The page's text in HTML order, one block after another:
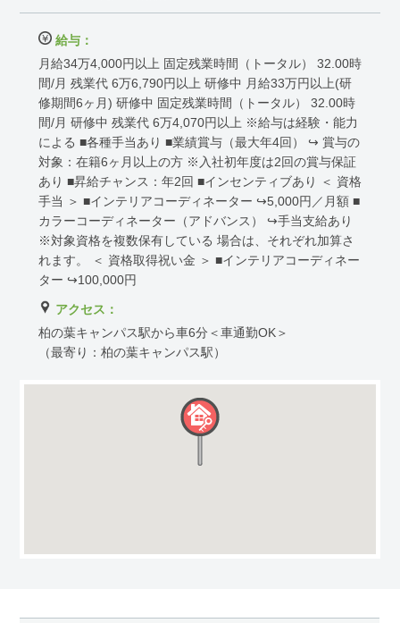
給与：
月給34万4,000円以上 固定残業時間（トータル） 32.00時
間/月 残業代 6万6,790円以上 研修中 月給33万円以上(研
修期間6ヶ月) 研修中 固定残業時間（トータル） 32.00時
間/月 研修中 残業代 6万4,070円以上 ※給与は経験・能力
による ■各種手当あり ■業績賞与（最大年4回） ↪ 賞与の
対象：在籍6ヶ月以上の方 ※入社初年度は2回の賞与保証
あり ■昇給チャンス：年2回 ■インセンティブあり ＜ 資格
手当 ＞ ■インテリアコーディネーター ↪5,000円／月額 ■
カラーコーディネーター（アドバンス） ↪手当支給あり
※対象資格を複数保有している 場合は、それぞれ加算さ
れます。 ＜ 資格取得祝い金 ＞ ■インテリアコーディネー
ター ↪100,000円
アクセス：
柏の葉キャンパス駅から車6分＜車通勤OK＞
（最寄り：柏の葉キャンパス駅）